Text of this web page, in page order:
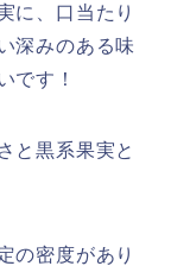
に、口当たり
深みのある味
です！
と黒系果実と
の密度があり